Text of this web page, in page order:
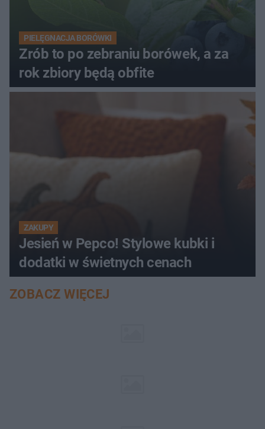
PIELĘGNACJA BORÓWKI
Zrób to po zebraniu borówek, a za
rok zbiory będą obfite
ZAKUPY
Jesień w Pepco! Stylowe kubki i
dodatki w świetnych cenach
ZOBACZ WIĘCEJ